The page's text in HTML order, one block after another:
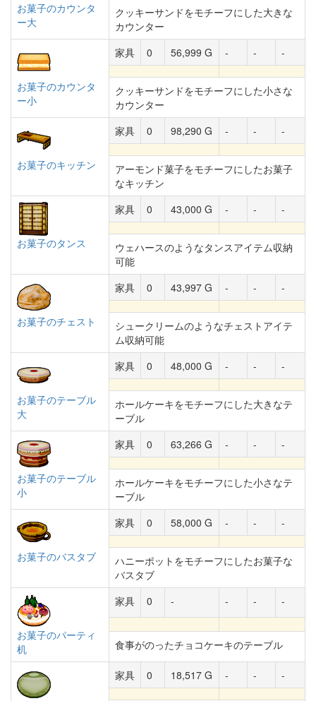
お菓子のカウンタ
ー大
クッキーサンドをモチーフにした大きな
カウンター
お菓子のカウンタ
ー小
家具 0 56,999 G - - -
クッキーサンドをモチーフにした小さな
カウンター
お菓子のキッチン
家具 0 98,290 G - - -
アーモンド菓子をモチーフにしたお菓子
なキッチン
お菓子のタンス
家具 0 43,000 G - - -
ウェハースのようなタンスアイテム収納
可能
お菓子のチェスト
家具 0 43,997 G - - -
シュークリームのようなチェストアイテ
ム収納可能
お菓子のテーブル
大
家具 0 48,000 G - - -
ホールケーキをモチーフにした大きなテ
ーブル
お菓子のテーブル
小
家具 0 63,266 G - - -
ホールケーキをモチーフにした小さなテ
ーブル
お菓子のバスタブ
家具 0 58,000 G - - -
ハニーポットをモチーフにしたお菓子な
バスタブ
お菓子のパーティ
机
家具 0 - - - -
食事がのったチョコケーキのテーブル
家具 0 18,517 G - - -